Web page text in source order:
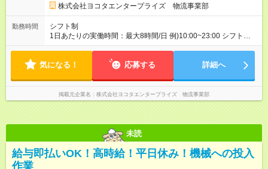
した給与条件を適用します。
株式会社ヨコタエンタープライズ 物流事業部
勤務時間
シフト制
1日あたりの実働時間：最大8時間/日 例)10:00~23:00 シフト制
※実働8時間・休憩1時間 ※残業は1日平均2時間程度 ※運行内容
気になる！ 応募する 詳細へ
掲載元企業名 株式会社ヨコタエンタープライズ 物流事業部
未読
給与即払いOK！高時給！平日休み！機械への投入
作業